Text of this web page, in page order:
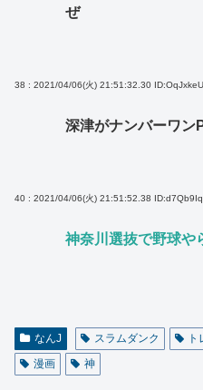
ぜ
38 : 2021/04/06(火) 21:51:32.30
深津がナンバーワン
40 : 2021/04/06(火) 21:51:52.38
神奈川選抜で野球や
なんJ スラムダンク ト
漫画
神